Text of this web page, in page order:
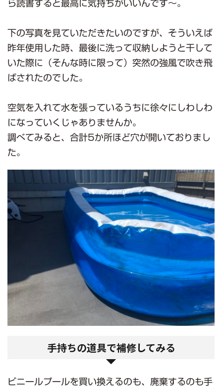
ら読書すると最高に気持ちがいいんです～。
下の写真を見ていただきたいのですが、そういえば
昨年使用した時、最後に洗って収納しようと干して
いた際に（そんな時に限って）突然の強風で吹き飛
ばされたのでした。
空気を入れて水を張っているうちに徐々にしわしわ
になっていくじゃありませんか。
調べてみると、合計5か所ほど穴が開いておりまし
た。
手持ちの道具で補修してみる
ビニールプールを買い換えるのも、廃棄するのも手